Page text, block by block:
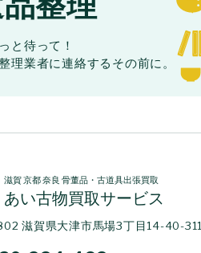
整理
と待って！
理業者に連絡するその前に。
滋賀 京都 奈良 骨董品・古道具出張買取
あい古物買取サービス
滋賀県大津市馬場3丁目14-40-311